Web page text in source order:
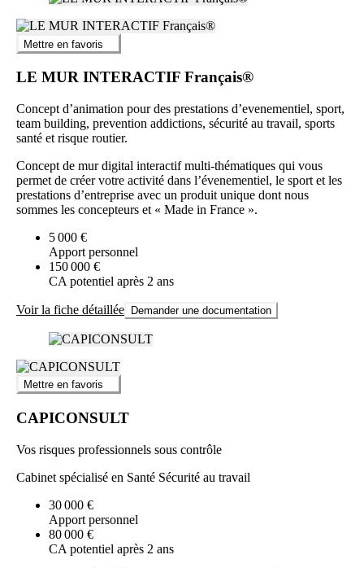
Mettre en favoris
LE MUR INTERACTIF Français®
Concept d’animation pour des prestations d’evenementiel, sport,
team building, prevention addictions, sécurité au travail, sports
santé et risque routier.
Concept de mur digital interactif multi-thématiques qui vous
permet de créer votre activité dans l’évenementiel, le sport et les
prestations d’entreprise avec un produit unique dont nous
sommes les concepteurs et « Made in France ».
5 000 €
Apport personnel
150 000 €
CA potentiel après 2 ans
Voir la fiche détaillée Demander une documentation
Mettre en favoris
CAPICONSULT
Vos risques professionnels sous contrôle
Cabinet spécialisé en Santé Sécurité au travail
30 000 €
Apport personnel
80 000 €
CA potentiel après 2 ans